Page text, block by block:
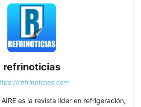
refrinoticias
refrinoticias.com
AIRE es la revista líder en refrigeración,